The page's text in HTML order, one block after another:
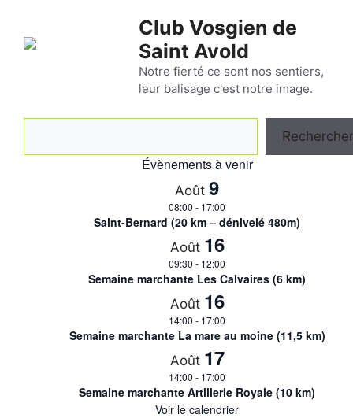
contenu
Club Vosgien de
Saint Avold
Notre fierté ce sont nos sentiers,
leur balisage c'est notre image.
Rechercher
Évènements à venir
Août 9
08:00 - 17:00
Saint-Bernard (20 km – dénivelé 480m)
Août 16
09:30 - 12:00
Semaine marchante Les Calvaires (6 km)
Août 16
14:00 - 17:00
Semaine marchante La mare au moine (11,5 km)
Août 17
14:00 - 17:00
Semaine marchante Artillerie Royale (10 km)
Voir le calendrier